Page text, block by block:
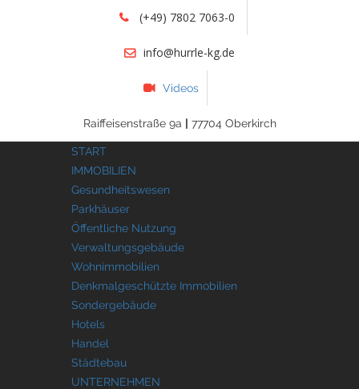
(+49) 7802 7063-0
info@hurrle-kg.de
Videos
Raiffeisenstraße 9a | 77704 Oberkirch
START
IMMOBILIEN
Gesundheitswesen
Parkhäuser
Öffentliche Nutzung
Verwaltungsgebäude
Wohnimmobilien
Denkmalgeschützte Immobilien
Sondergebäude
Hotels
Handel
Städtebau
UNTERNEHMEN